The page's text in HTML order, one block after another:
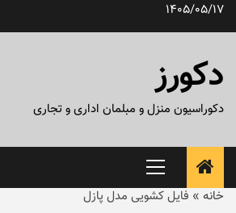
پرش1405/05/17
دکورز
دکوراسیون منزل و مبلمان اداری و تجاری
منوی
اصلی
خانه » فایل کشویی مدل پازل